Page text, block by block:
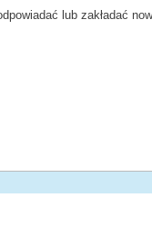
lub zakładać